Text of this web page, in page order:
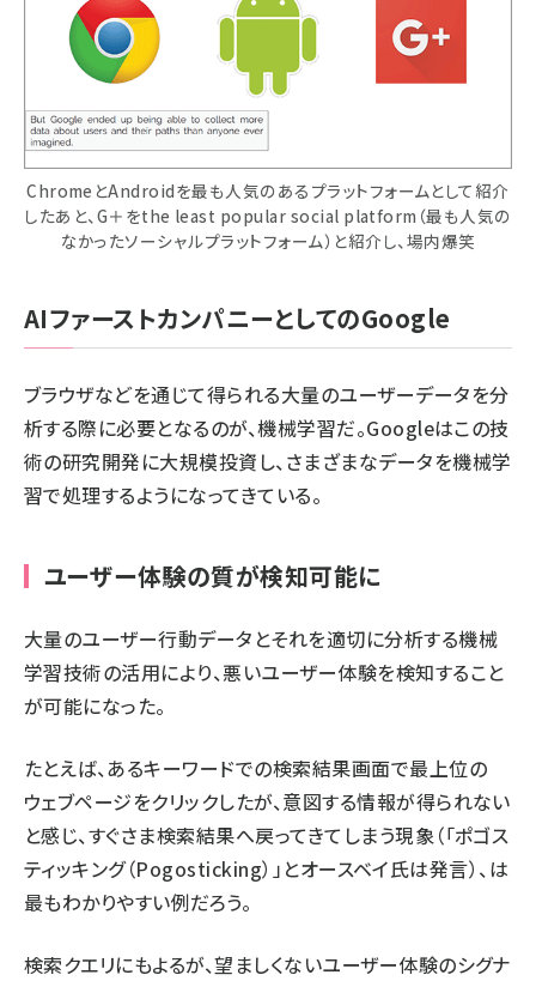
ChromeとAndroidを最も人気のあるプラットフォームとして紹介
したあと、G＋をthe least popular social platform（最も人気の
なかったソーシャルプラットフォーム）と紹介し、場内爆笑
AIファーストカンパニーとしてのGoogle
ブラウザなどを通じて得られる大量のユーザーデータを分
析する際に必要となるのが、機械学習だ。Googleはこの技
術の研究開発に大規模投資し、さまざまなデータを機械学
習で処理するようになってきている。
ユーザー体験の質が検知可能に
大量のユーザー行動データとそれを適切に分析する機械
学習技術の活用により、悪いユーザー体験を検知すること
が可能になった。
たとえば、あるキーワードでの検索結果画面で最上位の
ウェブページをクリックしたが、意図する情報が得られない
と感じ、すぐさま検索結果へ戻ってきてしまう現象（「ポゴス
ティッキング（Pogosticking）」とオースベイ氏は発言）、は
最もわかりやすい例だろう。
検索クエリにもよるが、望ましくないユーザー体験のシグナ